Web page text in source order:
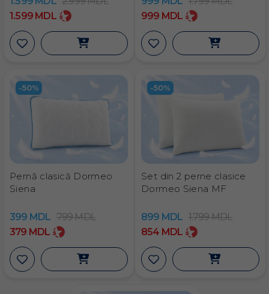
1.599 MDL
999 MDL
-50%
Pernă clasică Dormeo
Siena
399 MDL 799MDL
379 MDL
-50%
Set din 2 perne clasice
Dormeo Siena MF
899 MDL 1.799MDL
854 MDL